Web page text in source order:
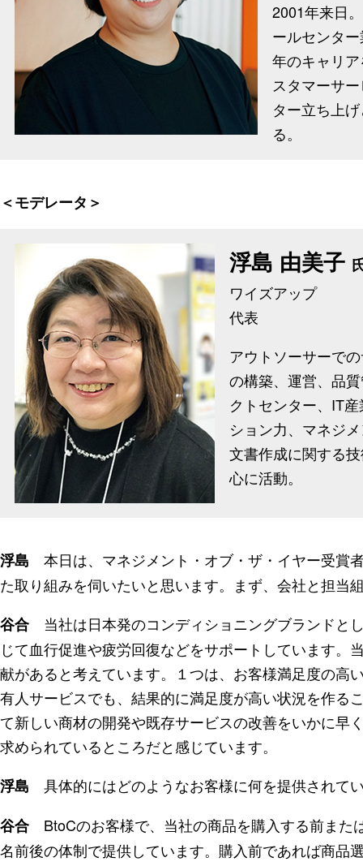
2001年来日
ールセンタ
年のキャリ
スタマーサ
ター立ち上
る。
＜モデレータ＞
浮島 由美子
ワイズアップ
代表
アウトソーサーで
の構築、運営、品
クトセンター、IT
ション力、マネジ
文書作成に関する
心に活動。
浮島 本日は、マネジメント・オブ・ザ・イヤー受賞
た取り組みを伺いたいと思います。まず、会社と担当
谷合 当社は日本発のコンディショニングブランドと
じて血行促進や疲労回復などをサポートしています。
献があると考えています。１つは、お客様満足度の高
有人サービスでも、結果的に満足度が高い状況を作る
て新しい商材の開発や既存サービスの改善をいかに早
求められているところだと感じています。
浮島 具体的にはどのようなお客様に何を提供されて
谷合 BtoCのお客様で、当社の商品を購入する前また
名前後の体制で提供しています。購入前であれば商品